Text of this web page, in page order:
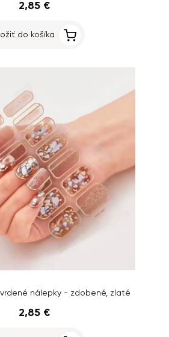
2,85 €
do košíka
nálepky - zdobené, zlaté
2,85 €